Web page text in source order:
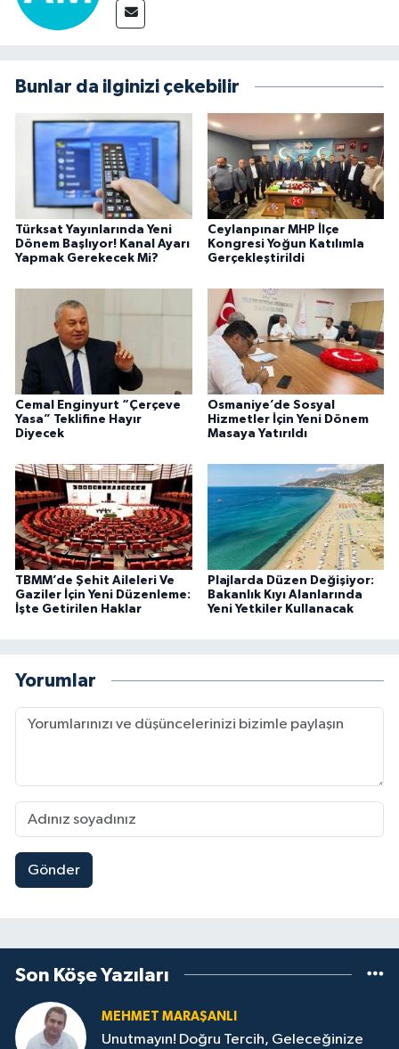
Bunlar da ilginizi çekebilir
Türksat Yayınlarında Yeni
Dönem Başlıyor! Kanal Ayarı
Yapmak Gerekecek Mi?
Ceylanpınar MHP İlçe
Kongresi Yoğun Katılımla
Gerçekleştirildi
Cemal Enginyurt “Çerçeve
Yasa” Teklifine Hayır
Diyecek
Osmaniye’de Sosyal
Hizmetler İçin Yeni Dönem
Masaya Yatırıldı
TBMM’de Şehit Aileleri Ve
Gaziler İçin Yeni Düzenleme:
İşte Getirilen Haklar
Plajlarda Düzen Değişiyor:
Bakanlık Kıyı Alanlarında
Yeni Yetkiler Kullanacak
Yorumlar
Gönder
Son Köşe Yazıları
MEHMET MARAŞANLI
Unutmayın! Doğru Tercih, Geleceğinize